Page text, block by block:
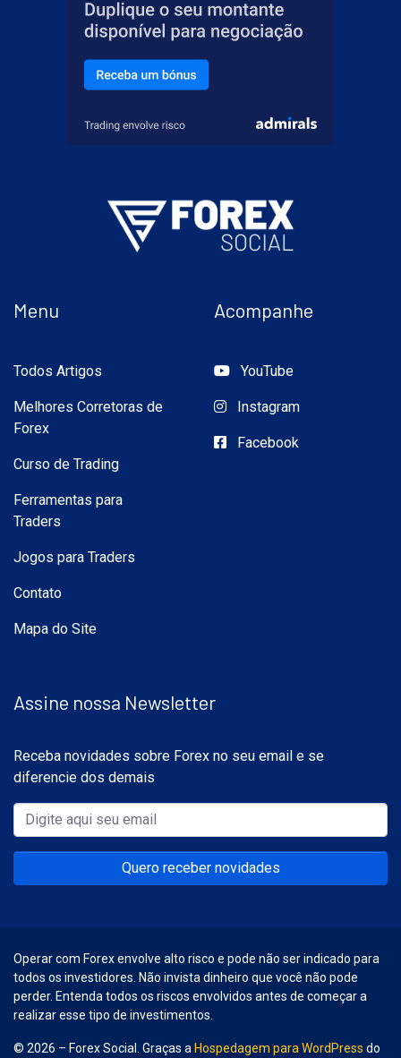
Menu
Todos Artigos
Melhores Corretoras de
Forex
Curso de Trading
Ferramentas para
Traders
Jogos para Traders
Contato
Mapa do Site
Acompanhe
YouTube
Instagram
Facebook
Assine nossa Newsletter
Receba novidades sobre Forex no seu email e se
diferencie dos demais
Quero receber novidades
Operar com Forex envolve alto risco e pode não ser indicado para
todos os investidores. Não invista dinheiro que você não pode
perder. Entenda todos os riscos envolvidos antes de começar a
realizar esse tipo de investimentos.
© 2026 – Forex Social. Graças a Hospedagem para WordPress do